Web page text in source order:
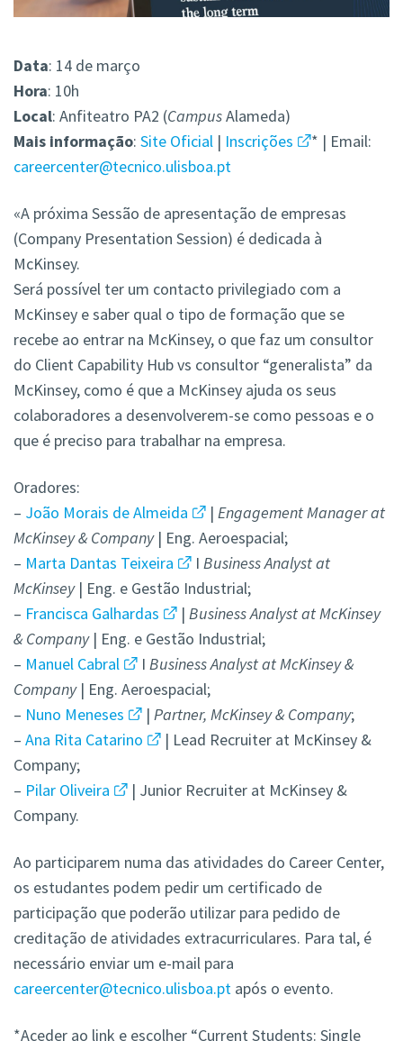
Data: 14 de março
Hora: 10h
Local: Anfiteatro PA2 (CampusAlameda)
Mais informação: Site Oficial | Inscrições
* | Email:
careercenter@tecnico.ulisboa.pt
«A próxima Sessão de apresentação de empresas
(Company Presentation Session) é dedicada à
McKinsey.
Será possível ter um contacto privilegiado com a
McKinsey e saber qual o tipo de formação que se
recebe ao entrar na McKinsey, o que faz um consultor
do Client Capability Hub vs consultor “generalista” da
McKinsey, como é que a McKinsey ajuda os seus
colaboradores a desenvolverem-se como pessoas e o
que é preciso para trabalhar na empresa.
Oradores:
– João Morais de Almeida | Engagement Manager at
McKinsey & Company| Eng. Aeroespacial;
– Marta Dantas Teixeira I Business Analyst at
McKinsey| Eng. e Gestão Industrial;
– Francisca Galhardas | Business Analyst at McKinsey
& Company| Eng. e Gestão Industrial;
– Manuel Cabral I Business Analyst at McKinsey &
Company| Eng. Aeroespacial;
– Nuno Meneses | Partner, McKinsey & Company;
– Ana Rita Catarino
| Lead Recruiter at McKinsey &
Company;
– Pilar Oliveira
| Junior Recruiter at McKinsey &
Company.
Ao participarem numa das atividades do Career Center,
os estudantes podem pedir um certificado de
participação que poderão utilizar para pedido de
creditação de atividades extracurriculares. Para tal, é
necessário enviar um e-mail para
careercenter@tecnico.ulisboa.pt após o evento.
*Aceder ao link e escolher “Current Students: Single